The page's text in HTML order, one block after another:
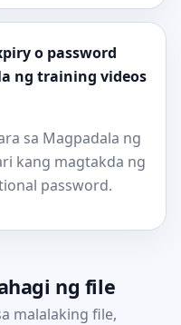
o password
ng training videos
sa Magpadala ng
kang magtakda ng
password.
ng file
malalaking file,